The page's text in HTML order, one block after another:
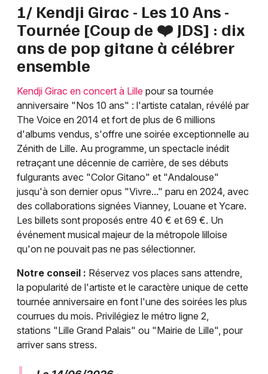
1/ Kendji Girac - Les 10 Ans -
Tournée [Coup de ❤️ JDS] : dix
ans de pop gitane à célébrer
ensemble
Kendji Girac en concert à Lille pour sa tournée
anniversaire "Nos 10 ans" : l'artiste catalan, révélé par
The Voice en 2014 et fort de plus de 6 millions
d'albums vendus, s'offre une soirée exceptionnelle au
Zénith de Lille. Au programme, un spectacle inédit
retraçant une décennie de carrière, de ses débuts
fulgurants avec "Color Gitano" et "Andalouse"
jusqu'à son dernier opus "Vivre..." paru en 2024, avec
des collaborations signées Vianney, Louane et Ycare.
Les billets sont proposés entre 40 € et 69 €. Un
événement musical majeur de la métropole lilloise
qu'on ne pouvait pas ne pas sélectionner.
Notre conseil : Réservez vos places sans attendre,
la popularité de l'artiste et le caractère unique de cette
tournée anniversaire en font l'une des soirées les plus
courrues du mois. Privilégiez le métro ligne 2,
stations "Lille Grand Palais" ou "Mairie de Lille", pour
arriver sans stress.